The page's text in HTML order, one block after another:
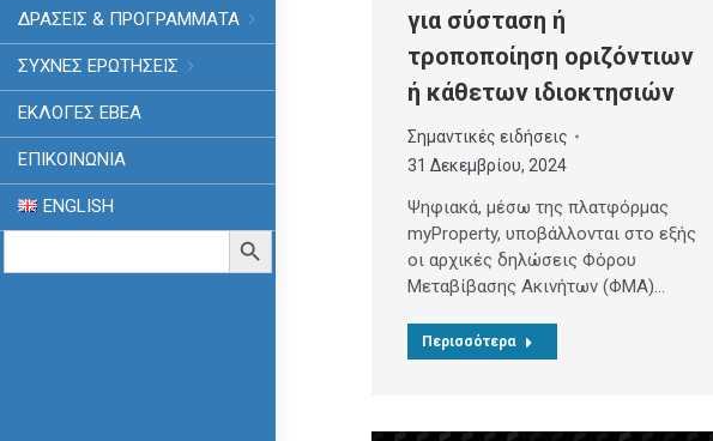
ΔΡΑΣΕΙΣ & ΠΡΟΓΡΑΜΜΑΤΑ
ΣΥΧΝΕΣ ΕΡΩΤΗΣΕΙΣ
ΕΚΛΟΓΈΣ ΕΒΕΑ
ΕΠΙΚΟΙΝΩΝΙΑ
ENGLISH
Search
Search Button
για σύσταση ή
τροποποίηση οριζόντιων
ή κάθετων ιδιοκτησιών
Σημαντικές ειδήσεις
31 Δεκεμβρίου, 2024
Ψηφιακά, μέσω της πλατφόρμας
myProperty, υποβάλλονται στο εξής
οι αρχικές δηλώσεις Φόρου
Μεταβίβασης Ακινήτων (ΦΜΑ)…
Περισσότερα